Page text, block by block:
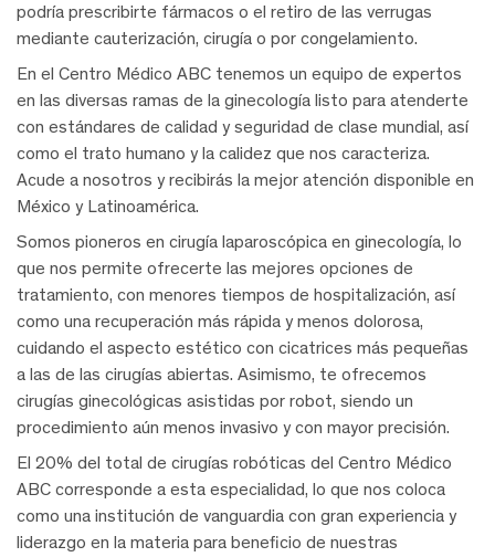
podría prescribirte fármacos o el retiro de las verrugas
mediante cauterización, cirugía o por congelamiento.
En el Centro Médico ABC tenemos un equipo de expertos
en las diversas ramas de la ginecología listo para atenderte
con estándares de calidad y seguridad de clase mundial, así
como el trato humano y la calidez que nos caracteriza.
Acude a nosotros y recibirás la mejor atención disponible en
México y Latinoamérica.
Somos pioneros en cirugía laparoscópica en ginecología, lo
que nos permite ofrecerte las mejores opciones de
tratamiento, con menores tiempos de hospitalización, así
como una recuperación más rápida y menos dolorosa,
cuidando el aspecto estético con cicatrices más pequeñas
a las de las cirugías abiertas. Asimismo, te ofrecemos
cirugías ginecológicas asistidas por robot, siendo un
procedimiento aún menos invasivo y con mayor precisión.
El 20% del total de cirugías robóticas del Centro Médico
ABC corresponde a esta especialidad, lo que nos coloca
como una institución de vanguardia con gran experiencia y
liderazgo en la materia para beneficio de nuestras